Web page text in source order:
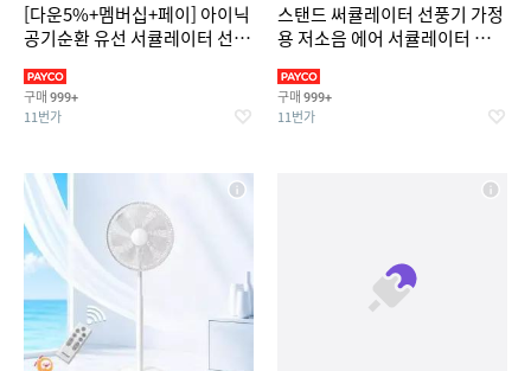
[다운5%+멤버십+페이] 아이닉
공기순환 유선 서큘레이터 선풍
구매 999+
11번가
스탠드 써큘레이터 선풍기 가정
용 저소음 에어 서큘레이터 공기
구매 999+
11번가